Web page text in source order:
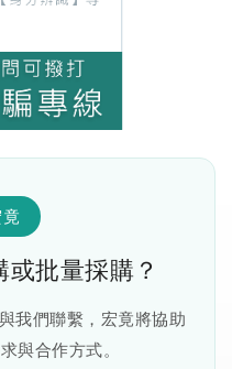
批量採購？
我們聯繫，宏竟將協助
與合作方式。